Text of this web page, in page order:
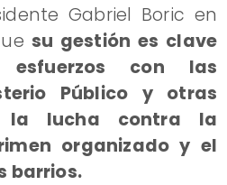
Gabriel Boric en
su gestión es clave
esfuerzos con las
Público y otras
la lucha contra la
organizado y el
barrios.